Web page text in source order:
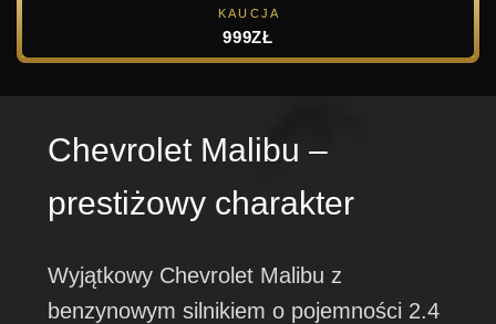
KAUCJA
999ZŁ
Chevrolet Malibu –
prestiżowy charakter
Wyjątkowy Chevrolet Malibu z
benzynowym silnikiem o pojemności 2.4